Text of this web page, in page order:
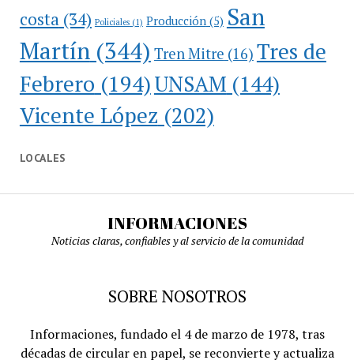
costa(34) Policiales(1) Producción(5) San
Martín(344) Tren Mitre (16) Tres de
Febrero (194)UNSAM (144)
Vicente López (202)
LOCALES
INFORMACIONES
Noticias claras, confiables y al servicio de la comunidad
SOBRE NOSOTROS
Informaciones, fundado el 4 de marzo de 1978, tras
décadas de circular en papel, se reconvierte y actualiza